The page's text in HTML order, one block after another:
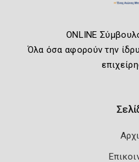
ONLINE
Όλα όσα αφορούν την